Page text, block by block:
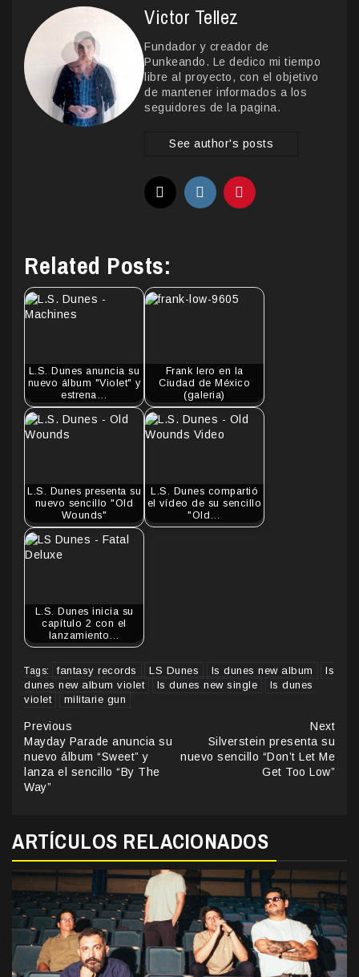
Victor Tellez
Fundador y creador de
Punkeando. Le dedico mi tiempo
libre al proyecto, con el objetivo
de mantener informados a los
seguidores de la pagina.
See author's posts
Related Posts:
L.S. Dunes anuncia su
nuevo álbum "Violet" y
estrena…
Frank Iero en la
Ciudad de México
(galeria)
L.S. Dunes presenta su
nuevo sencillo "Old
Wounds"
L.S. Dunes compartió
el vídeo de su sencillo
"Old…
L.S. Dunes inicia su
capítulo 2 con el
lanzamiento…
Tags: fantasy records LS Dunes ls dunes new album
ls
dunes new album violet
ls dunes new single
ls dunes
violet
militarie gun
Continue
Reading
Previous
Mayday Parade anuncia su
nuevo álbum “Sweet” y
lanza el sencillo “By The
Way”
Next
Silverstein presenta su
nuevo sencillo “Don’t Let Me
Get Too Low”
ARTÍCULOS RELACIONADOS